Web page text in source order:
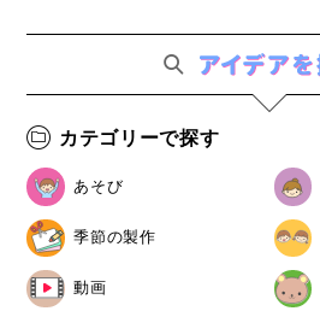
カテゴリーで探す
あそび
季節の製作
動画